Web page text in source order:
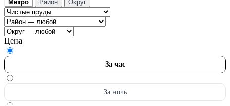
Метро Район Округ
Цена
За час
За ночь